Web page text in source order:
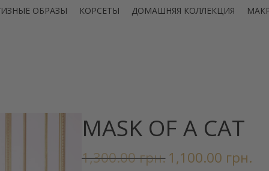
ОБРАЗЫ КОРСЕТЫ ДОМАШНЯЯ КОЛЛЕКЦИЯ
MASK OF A CAT
1,300.00грн. Первоначальная
цена
1,100.00 грн.